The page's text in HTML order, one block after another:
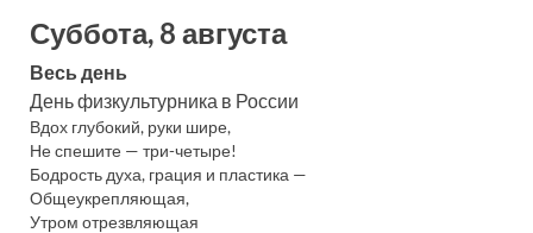
Суббота, 8 августа
Весь день
День физкультурника в России
Вдох глубокий, руки шире,
Не спешите — три-четыре!
Бодрость духа, грация и пластика —
Общеукрепляющая,
Утром отрезвляющая